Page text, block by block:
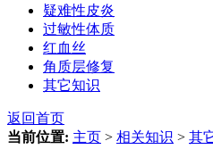
疑难性皮炎
过敏性体质
红血丝
角质层修复
其它知识
返回首页
当前位置: 主页 > 相关知识 > 其